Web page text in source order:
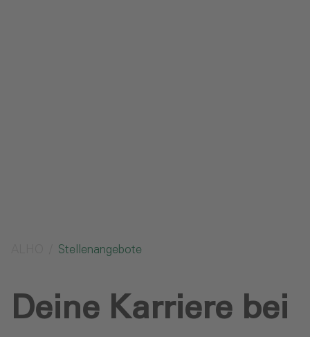
Stellenangebote
Deine Karriere bei